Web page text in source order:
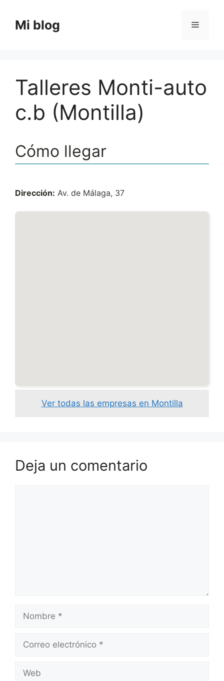
contenido
Mi blog Menú
Talleres Monti-auto
c.b (Montilla)
Cómo llegar
Dirección: Av. de Málaga, 37
Ver todas las empresas en Montilla
Deja un comentario
Nombre
Correo
Web